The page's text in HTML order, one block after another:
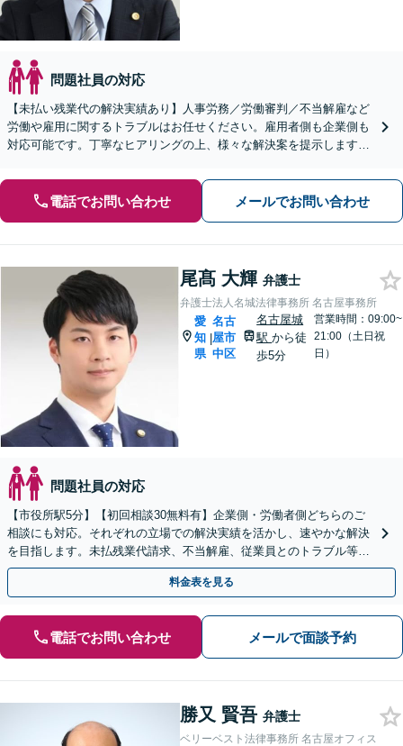
問題社員の対応
【未払い残業代の解決実績あり】人事労務／労働審判／不当解雇など
労働や雇用に関するトラブルはお任せください。雇用者側も企業側も
対応可能です。丁寧なヒアリングの上、様々な解決案を提示します
電話でお問い合わせ メールでお問い合わせ
尾髙 大輝 弁護士
弁護士法人名城法律事務所 名古屋事務所
愛
知
県
|
名古
屋市
中区
名古屋城
駅から徒
歩5分
営業時間：09:00~
21:00（土日祝
日）
問題社員の対応
【市役所駅5分】【初回相談30無料有】企業側・労働者側どちらのご
相談にも対応。それぞれの立場での解決実績を活かし、速やかな解決
を目指します。未払残業代請求、不当解雇、従業員とのトラブル等は
お任せ下さい。顧問弁護士業務にも注力【土日祝対応可】
料金表を見る
電話でお問い合わせ メールで面談予約
勝又 賢吾 弁護士
ベリーベスト法律事務所 名古屋オフィス